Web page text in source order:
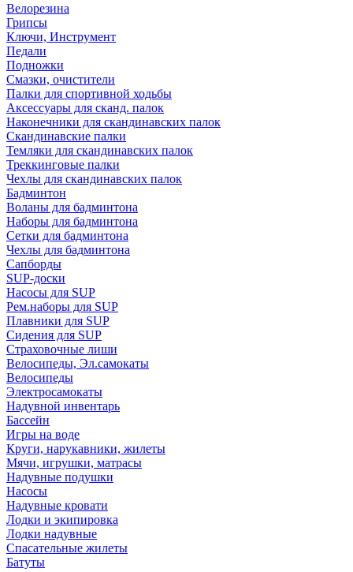
Велорезина
Грипсы
Ключи, Инструмент
Педали
Подножки
Смазки, очистители
Палки для спортивной ходьбы
Аксессуары для сканд. палок
Наконечники для скандинавских палок
Скандинавские палки
Темляки для скандинавских палок
Треккинговые палки
Чехлы для скандинавских палок
Бадминтон
Воланы для бадминтона
Наборы для бадминтона
Сетки для бадминтона
Чехлы для бадминтона
Сапборды
SUP-доски
Насосы для SUP
Рем.наборы для SUP
Плавники для SUP
Сидения для SUP
Страховочные лиши
Велосипеды, Эл.самокаты
Велосипеды
Электросамокаты
Надувной инвентарь
Бассейн
Игры на воде
Круги, нарукавники, жилеты
Мячи, игрушки, матрасы
Надувные подушки
Насосы
Надувные кровати
Лодки и экипировка
Лодки надувные
Спасательные жилеты
Батуты